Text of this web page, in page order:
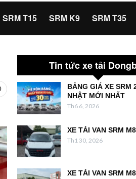
SRM T15 SRM K9 SRM T35
Tin tức xe tải
BẢNG GIÁ XE SRM
NHẬT MỚI NHẤT
Th6 6, 2026
XE TẢI VAN SRM
Th1 30, 2026
XE TẢI VAN SRM